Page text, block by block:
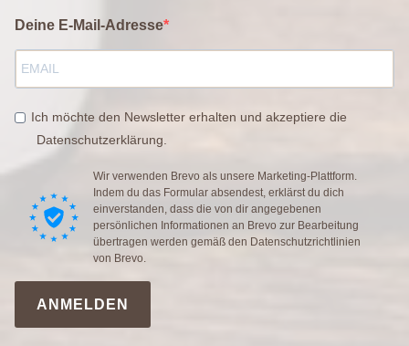
Deine E-Mail-Adresse
Ich möchte den Newsletter erhalten und akzeptiere die
Datenschutzerklärung.
Wir verwenden Brevo als unsere Marketing-Plattform.
Indem du das Formular absendest, erklärst du dich
einverstanden, dass die von dir angegebenen
persönlichen Informationen an Brevo zur Bearbeitung
übertragen werden gemäß den Datenschutzrichtlinien
von Brevo.
ANMELDEN